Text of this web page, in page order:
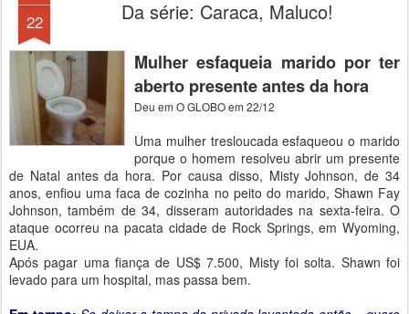
22 Da série: Caraca, Maluco!
Mulher esfaqueia marido por ter
aberto presente antes da hora
Deu em O GLOBO em 22/12
Uma mulher tresloucada esfaqueou o marido
porque o homem resolveu abrir um presente
de Natal antes da hora. Por causa disso, Misty Johnson, de 34
anos, enfiou uma faca de cozinha no peito do marido, Shawn Fay
Johnson, também de 34, disseram autoridades na sexta-feira. O
ataque ocorreu na pacata cidade de Rock Springs, em Wyoming,
EUA.
Após pagar uma fiança de US$ 7.500, Misty foi solta. Shawn foi
levado para um hospital, mas passa bem.